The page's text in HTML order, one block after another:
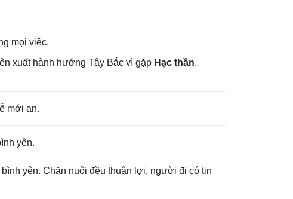
mọi việc.
xuất hành hướnɡ Tây Bắc vì ɡặp Hạc thần.
mới an.
yên.
yên. Chăn nuôi đều thuận lợi, người đi có tin